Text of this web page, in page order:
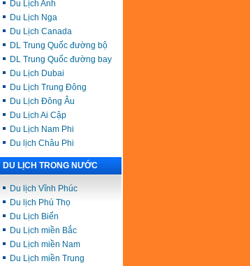
Du Lịch Anh
Du Lịch Nga
Du Lịch Canada
DL Trung Quốc đường bộ
DL Trung Quốc đường bay
Du Lịch Dubai
Du Lịch Trung Đông
Du Lịch Đông Âu
Du Lịch Ai Cập
Du Lịch Nam Phi
Du lịch Châu Phi
DU LỊCH TRONG NƯỚC
Du lịch Vĩnh Phúc
Du lịch Phú Thọ
Du Lịch Biển
Du Lịch miền Bắc
Du Lịch miền Nam
Du Lịch miền Trung